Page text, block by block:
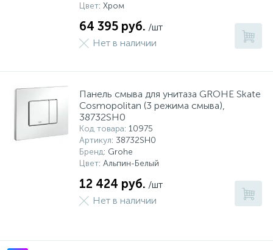
Цвет: Хром
64 395 руб. /шт
Нет в наличии
Панель смыва для унитаза GROHE Skate
Cosmopolitan (3 режима смыва),
38732SH0
Код товара: 10975
Артикул: 38732SH0
Бренд: Grohe
Цвет: Альпин-Белый
12 424 руб. /шт
Нет в наличии